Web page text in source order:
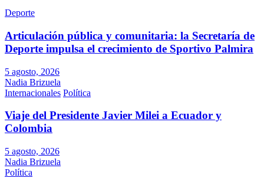
Deporte
Articulación pública y comunitaria: la Secretaría de
Deporte impulsa el crecimiento de Sportivo Palmira
5 agosto, 2026
Nadia Brizuela
Internacionales Política
Viaje del Presidente Javier Milei a Ecuador y
Colombia
5 agosto, 2026
Nadia Brizuela
Política